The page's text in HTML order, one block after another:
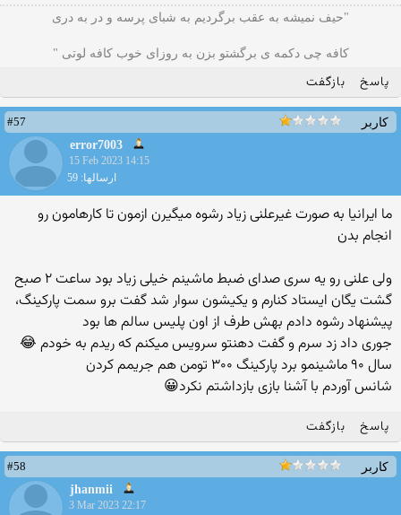
"حیف نمیشه به عقب برگردیم به شبای پرسه و در به دری
کافه چی دکمه ی برگشتو بزن به روزای خوب کافه لوتی "
پاسخ بازگفت
کاربر
#57
error7003
15 Feb 2023 14:15
ارسالها: 59
ما ایرانیا به صورت غیرعلنی زیاد رشوه میگیرن ازمون تا کارهامون رو
انجام بدن
ولی علنی رو یه سری صدای ضبط ماشینم خیلی زیاد بود ساعت ۲ صبح
گشت یگان ایستاد کنارم و یکیشون سوار شد گفت برو سمت پارکینگ،
پیشنهاد رشوه دادم بهش طرف از اون پلیس سالم ها بود
جوری داد زد سرم و گفت دهنتو سرویس میکنم که ریدم به خودم 😂
سال ۹۰ ماشینمو برد پارکینگ ۳۰۰ تومن هم جریمم کردن
شانس آوردم با آشنا بازی بازداشتم نکرد😀
پاسخ بازگفت
کاربر
#58
jhanmii
3 Mar 2023 22:17